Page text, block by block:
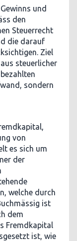
und
den
Steuerrecht
die darauf
Ziel
steuerlicher
sondern
von
es sich um
der
welche durch
ist
dem
Fremdkapital
ist, wie